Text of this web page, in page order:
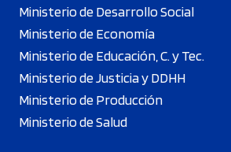
Ministerio de Desarrollo Social
Ministerio de Economía
Ministerio de Educación, C. y Tec.
Ministerio de Justicia y DDHH
Ministerio de Producción
Ministerio de Salud